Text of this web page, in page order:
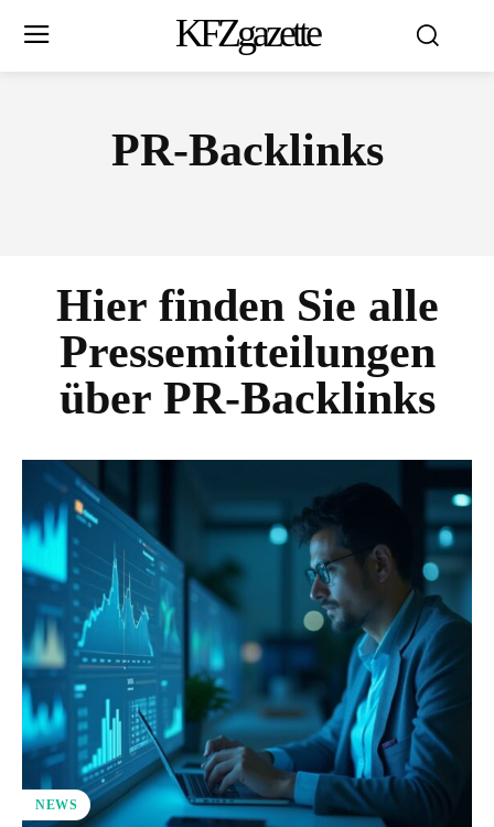
KFZgazette
PR-Backlinks
Hier finden Sie alle
Pressemitteilungen
über PR-Backlinks
NEWS